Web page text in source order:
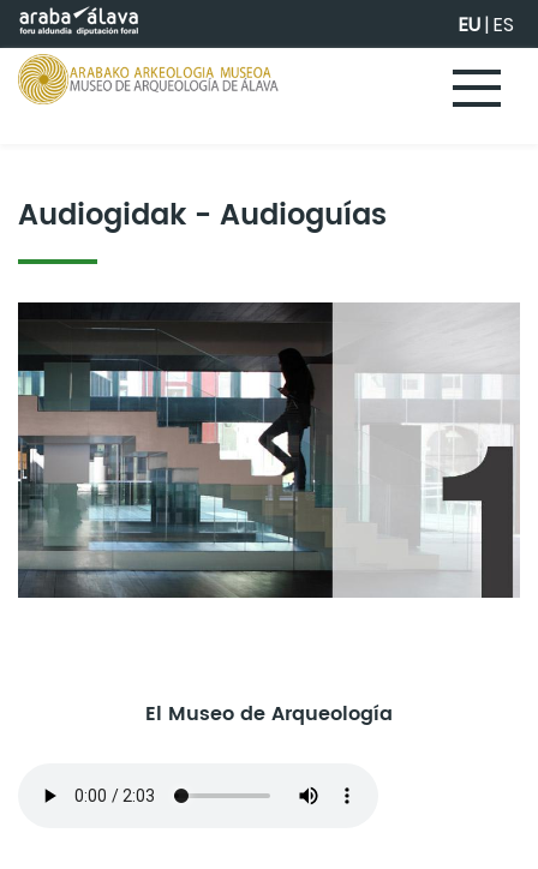
Eduki nagusira joan EU|ES
Audiogidak - Audioguías
El Museo de Arqueología